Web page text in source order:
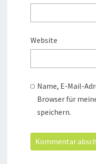
Website
Name, E-Mail-
Browser für
speichern.